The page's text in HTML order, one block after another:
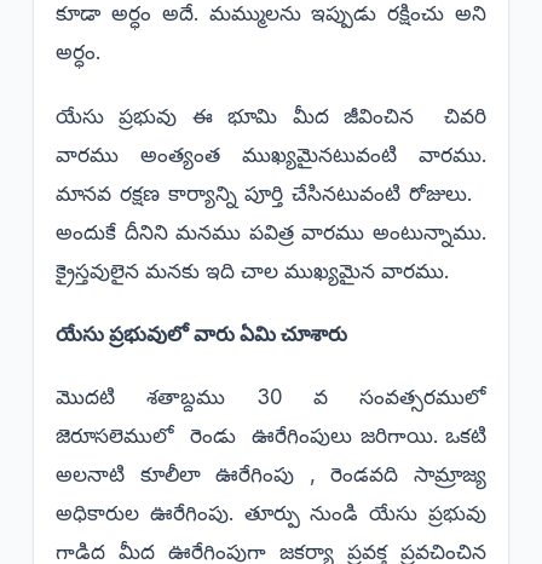
కూడా అర్ధం అదే. మమ్ములను ఇప్పుడు రక్షించు అని
అర్ధం.
యేసు ప్రభువు ఈ భూమి మీద జీవించిన చివరి
వారము అంత్యంత ముఖ్యమైనటువంటి వారము.
మానవ రక్షణ కార్యాన్ని పూర్తి చేసినటువంటి రోజులు.
అందుకే దీనిని మనము పవిత్ర వారము అంటున్నాము.
క్రైస్తవులైన మనకు ఇది చాల ముఖ్యమైన వారము.
యేసు ప్రభువులో వారు ఏమి చూశారు
మొదటి శతాబ్దము 30 వ సంవత్సరములో
జెరూసలెములో రెండు ఊరేగింపులు జరిగాయి. ఒకటి
అలనాటి కూలీలా ఊరేగింపు , రెండవది సామ్రాజ్య
అధికారుల ఊరేగింపు. తూర్పు నుండి యేసు ప్రభువు
గాడిద మీద ఊరేగింపుగా జకర్యా ప్రవక్త ప్రవచించిన